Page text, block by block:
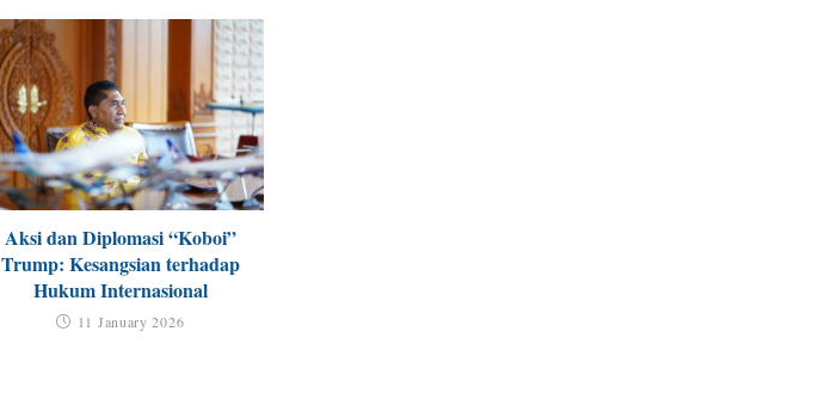
Aksi dan Diplomasi “Koboi”
Trump: Kesangsian terhadap
Hukum Internasional
11 January 2026